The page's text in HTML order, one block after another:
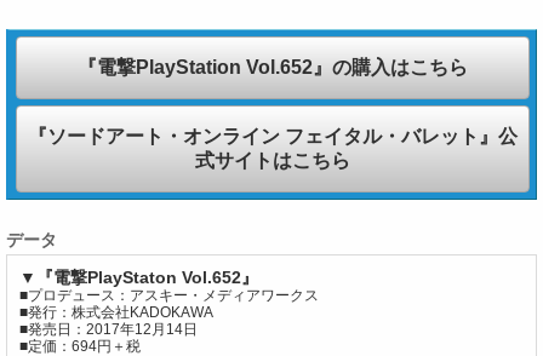
『電撃PlayStation Vol.652』の購入はこちら
『ソードアート・オンライン フェイタル・バレット』公
式サイトはこちら
データ
▼『電撃PlayStaton Vol.652』
■プロデュース：アスキー・メディアワークス
■発行：株式会社KADOKAWA
■発売日：2017年12月14日
■定価：694円＋税